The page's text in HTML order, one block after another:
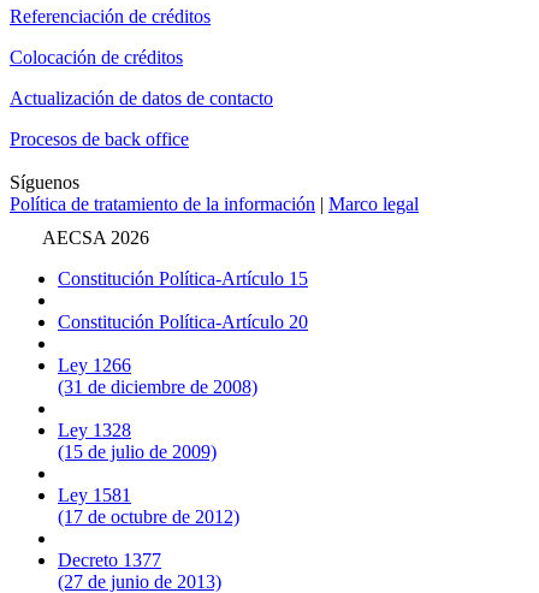
Referenciación de créditos
Colocación de créditos
Actualización de datos de contacto
Procesos de back office
Síguenos
Política de tratamiento de la información | Marco legal
AECSA 2026
Constitución Política-Artículo 15
Constitución Política-Artículo 20
Ley 1266
(31 de diciembre de 2008)
Ley 1328
(15 de julio de 2009)
Ley 1581
(17 de octubre de 2012)
Decreto 1377
(27 de junio de 2013)